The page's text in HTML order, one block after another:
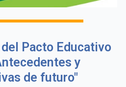
Pacto Educativo
y
de futuro"